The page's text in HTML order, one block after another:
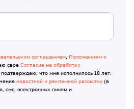
соглашением, Положением о
свое Согласие на обработку
подтверждаю, что мне исполнилось 18 лет.
новостной и рекламной рассылки (в
смс, электронных писем и